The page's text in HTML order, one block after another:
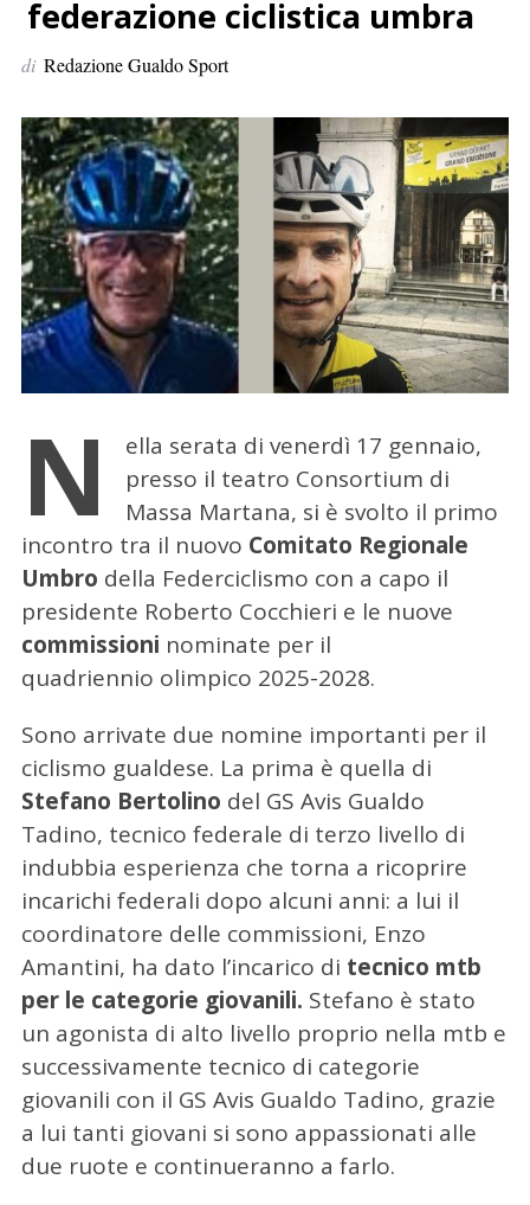
e
r
federazione ciclistica umbra
di Redazione Gualdo Sport
N
ella serata di venerdì 17 gennaio,
presso il teatro Consortium di
Massa Martana, si è svolto il primo
incontro tra il nuovo Comitato Regionale
Umbro della Federciclismo con a capo il
presidente Roberto Cocchieri e le nuove
commissioni nominate per il
quadriennio olimpico 2025-2028.
Sono arrivate due nomine importanti per il
ciclismo gualdese. La prima è quella di
Stefano Bertolino del GS Avis Gualdo
Tadino, tecnico federale di terzo livello di
indubbia esperienza che torna a ricoprire
incarichi federali dopo alcuni anni: a lui il
coordinatore delle commissioni, Enzo
Amantini, ha dato l’incarico di tecnico mtb
per le categorie giovanili. Stefano è stato
un agonista di alto livello proprio nella mtb e
successivamente tecnico di categorie
giovanili con il GS Avis Gualdo Tadino, grazie
a lui tanti giovani si sono appassionati alle
due ruote e continueranno a farlo.